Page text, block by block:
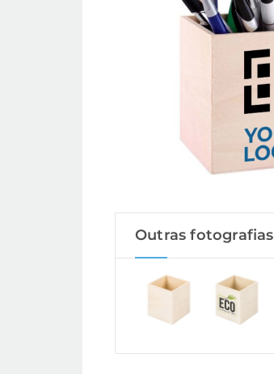
Outras fotografias